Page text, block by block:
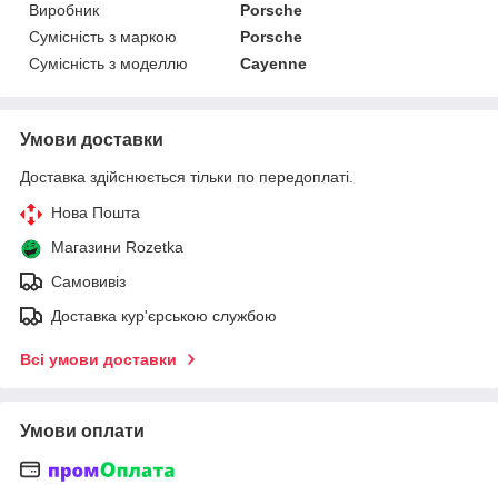
Виробник
Porsche
Сумісність з маркою
Porsche
Сумісність з моделлю
Cayenne
Умови доставки
Доставка здійснюється тільки по передоплаті.
Нова Пошта
Магазини Rozetka
Самовивіз
Доставка кур'єрською службою
Всі умови доставки
Умови оплати